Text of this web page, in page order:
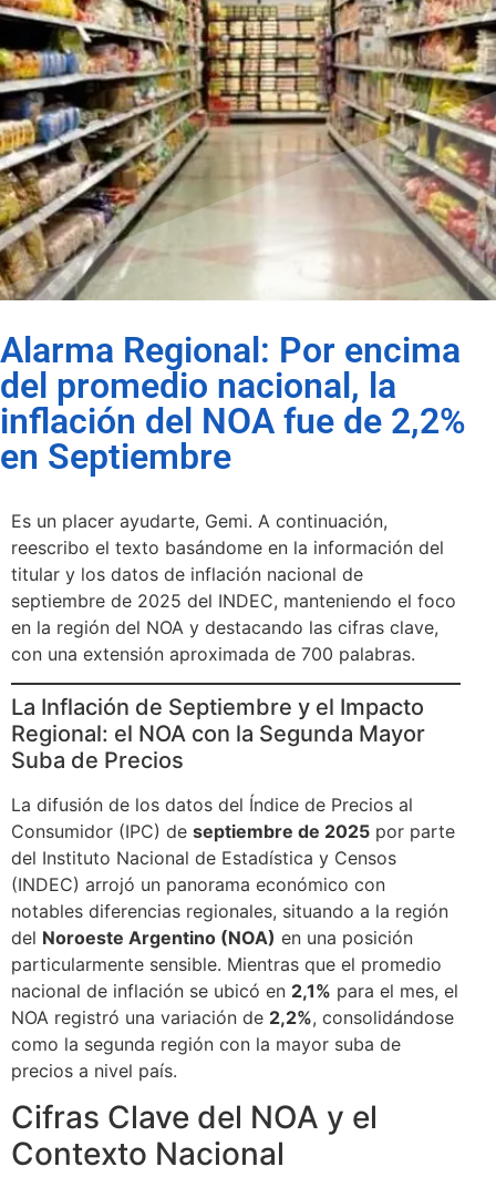
Alarma Regional: Por encima
del promedio nacional, la
inflación del NOA fue de 2,2%
en Septiembre
Es un placer ayudarte, Gemi. A continuación,
reescribo el texto basándome en la información del
titular y los datos de inflación nacional de
septiembre de 2025 del INDEC, manteniendo el foco
en la región del NOA y destacando las cifras clave,
con una extensión aproximada de 700 palabras.
La Inflación de Septiembre y el Impacto
Regional: el NOA con la Segunda Mayor
Suba de Precios
La difusión de los datos del Índice de Precios al
Consumidor (IPC) de septiembre de 2025 por parte
del Instituto Nacional de Estadística y Censos
(INDEC) arrojó un panorama económico con
notables diferencias regionales, situando a la región
del Noroeste Argentino (NOA) en una posición
particularmente sensible. Mientras que el promedio
nacional de inflación se ubicó en 2,1% para el mes, el
NOA registró una variación de 2,2%, consolidándose
como la segunda región con la mayor suba de
precios a nivel país.
Cifras Clave del NOA y el
Contexto Nacional